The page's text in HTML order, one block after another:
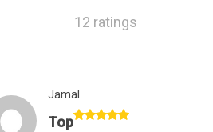
12 ratings
Jamal
Top